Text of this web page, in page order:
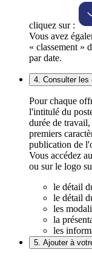
cliquez sur :
Vous avez
« classement »
par date.
4. Consulter les
Pour chaque
l'intitulé du
durée de
premiers
publication de
Vous accédez
ou sur le logo
le détail
le détail
les
la
les
5. Ajouter à